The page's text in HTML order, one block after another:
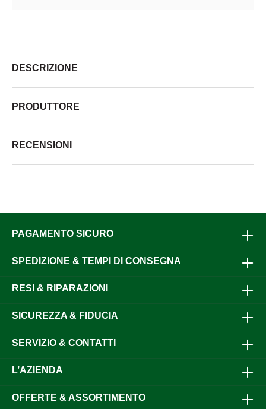
DESCRIZIONE
PRODUTTORE
RECENSIONI
PAGAMENTO SICURO
SPEDIZIONE & TEMPI DI CONSEGNA
RESI & RIPARAZIONI
SICUREZZA & FIDUCIA
SERVIZIO & CONTATTI
L’AZIENDA
OFFERTE & ASSORTIMENTO